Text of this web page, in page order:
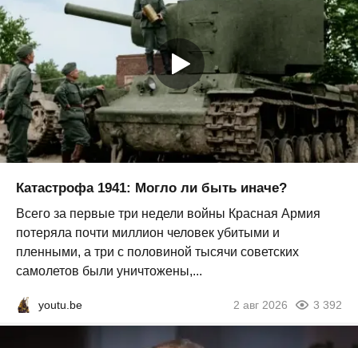
Катастрофа 1941: Могло ли быть иначе?
Всего за первые три недели войны Красная Армия
потеряла почти миллион человек убитыми и
пленными, а три с половиной тысячи советских
самолетов были уничтожены,...
youtu.be 2 авг 2026 3 392